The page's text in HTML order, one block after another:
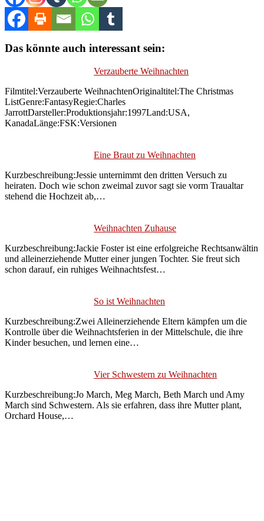
Das könnte auch interessant sein:
Verzauberte Weihnachten
Filmtitel:Verzauberte WeihnachtenOriginaltitel:The Christmas
ListGenre:FantasyRegie:Charles
JarrottDarsteller:Produktionsjahr:1997Land:USA,
KanadaLänge:FSK:Versionen
Eine Braut zu Weihnachten
Kurzbeschreibung:Jessie unternimmt den dritten Versuch zu
heiraten. Doch wie schon zweimal zuvor sagt sie vorm Traualtar
stehend die Hochzeit ab,…
Weihnachten Zuhause
Kurzbeschreibung:Jackie Foster ist eine erfolgreiche Rechtsanwältin
und alleinerziehende Mutter einer jungen Tochter. Sie freut sich
schon darauf, ein ruhiges Weihnachtsfest…
So ist Weihnachten
Kurzbeschreibung:Zwei Alleinerziehende Eltern kämpfen um die
Kontrolle über die Weihnachtsferien in der Mittelschule, die ihre
Kinder besuchen, und lernen eine…
Vier Schwestern zu Weihnachten
Kurzbeschreibung:Jo March, Meg March, Beth March und Amy
March sind Schwestern. Als sie erfahren, dass ihre Mutter plant,
Orchard House,…